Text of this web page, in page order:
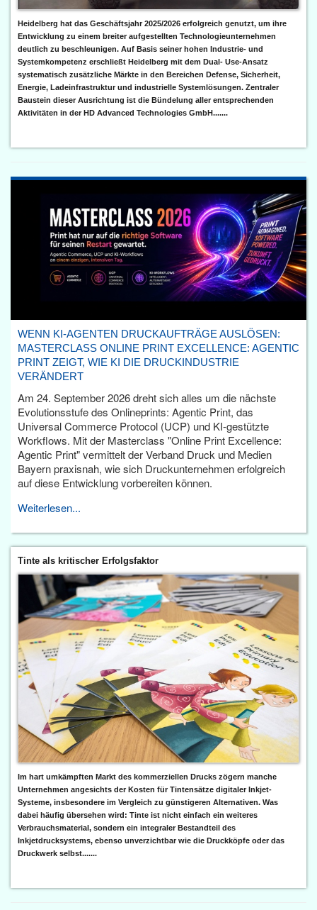
Heidelberg hat das Geschäftsjahr 2025/2026 erfolgreich genutzt, um ihre
Entwicklung zu einem breiter aufgestellten Technologieunternehmen
deutlich zu beschleunigen. Auf Basis seiner hohen Industrie- und
Systemkompetenz erschließt Heidelberg mit dem Dual- Use-Ansatz
systematisch zusätzliche Märkte in den Bereichen Defense, Sicherheit,
Energie, Ladeinfrastruktur und industrielle Systemlösungen. Zentraler
Baustein dieser Ausrichtung ist die Bündelung aller entsprechenden
Aktivitäten in der HD Advanced Technologies GmbH.......
WENN KI-AGENTEN DRUCKAUFTRÄGE AUSLÖSEN:
MASTERCLASS ONLINE PRINT EXCELLENCE: AGENTIC
PRINT ZEIGT, WIE KI DIE DRUCKINDUSTRIE
VERÄNDERT
Am 24. September 2026 dreht sich alles um die nächste
Evolutionsstufe des Onlineprints: Agentic Print, das
Universal Commerce Protocol (UCP) und KI-gestützte
Workflows. Mit der Masterclass "Online Print Excellence:
Agentic Print" vermittelt der Verband Druck und Medien
Bayern praxisnah, wie sich Druckunternehmen erfolgreich
auf diese Entwicklung vorbereiten können.
Weiterlesen...
Tinte als kritischer Erfolgsfaktor
Im hart umkämpften Markt des kommerziellen Drucks zögern manche
Unternehmen angesichts der Kosten für Tintensätze digitaler Inkjet-
Systeme, insbesondere im Vergleich zu günstigeren Alternativen. Was
dabei häufig übersehen wird: Tinte ist nicht einfach ein weiteres
Verbrauchsmaterial, sondern ein integraler Bestandteil des
Inkjetdrucksystems, ebenso unverzichtbar wie die Druckköpfe oder das
Druckwerk selbst.......